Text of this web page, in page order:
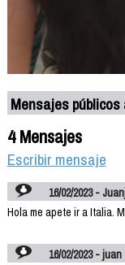
Mensajes
4 Mensajes
Escribir mensaje
16/02/2023 -
Hola me apete ir a Italia.
16/02/2023 - juan